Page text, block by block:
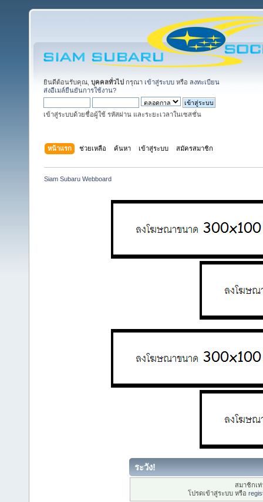
ยินดีต้อนรับคุณ, บุคคลทั่วไป กรุณา เข้าสู่ระบบ หรือ ลงทะเบียน
ส่งอีเมล์ยืนยันการใช้งาน?
เข้าสู่ระบบด้วยชื่อผู้ใช้ รหัสผ่าน และระยะเวลาในเซสชั่น
หน้าแรก ช่วยเหลือ ค้นหา เข้าสู่ระบบ สมัครสมาชิก
Siam Subaru Webboard
ระวัง!
สมาชิกเ
โปรดเข้าสู่ระบบ หรือ